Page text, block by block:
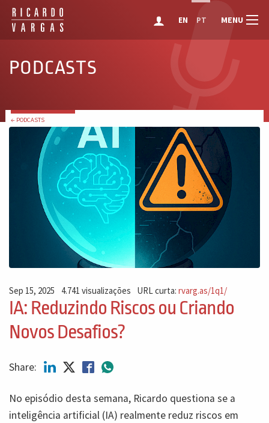
EN PT MENU
PODCASTS
← PODCASTS
Sep 15, 2025 4.741 visualizações URL curta:rvarg.as/1q1/
IA: Reduzindo Riscos ou Criando
Novos Desafios?
Share:
No episódio desta semana, Ricardo questiona se a
inteligência artificial (IA) realmente reduz riscos em